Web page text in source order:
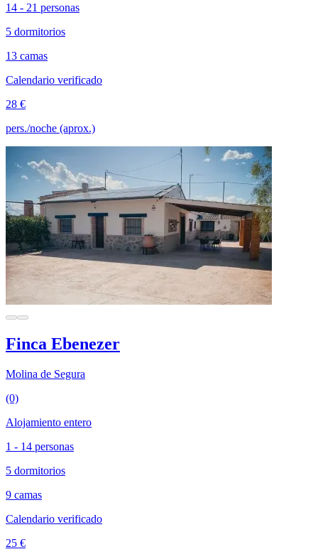
14 - 21 personas
5 dormitorios
13 camas
Calendario verificado
28 €
pers./noche (aprox.)
Finca Ebenezer
Molina de Segura
(0)
Alojamiento entero
1 - 14 personas
5 dormitorios
9 camas
Calendario verificado
25 €